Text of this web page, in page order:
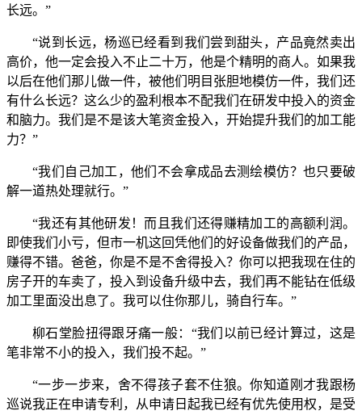
长远。”
“说到长远，杨巡已经看到我们尝到甜头，产品竟然卖出
高价，他一定会投入不止二十万，他是个精明的商人。如果我
以后在他们那儿做一件，被他们明目张胆地模仿一件，我们还
有什么长远？这么少的盈利根本不配我们在研发中投入的资金
和脑力。我们是不是该大笔资金投入，开始提升我们的加工能
力？”
“我们自己加工，他们不会拿成品去测绘模仿？也只要破
解一道热处理就行。”
“我还有其他研发！而且我们还得赚精加工的高额利润。
即使我们小亏，但市一机这回凭他们的好设备做我们的产品，
赚得不错。爸爸，你是不是不舍得投入？你可以把我现在住的
房子开的车卖了，投入到设备升级中去，我们再不能钻在低级
加工里面没出息了。我可以住你那儿，骑自行车。”
柳石堂脸扭得跟牙痛一般：“我们以前已经计算过，这是
笔非常不小的投入，我们投不起。”
“一步一步来，舍不得孩子套不住狼。你知道刚才我跟杨
巡说我正在申请专利，从申请日起我已经有优先使用权，是受